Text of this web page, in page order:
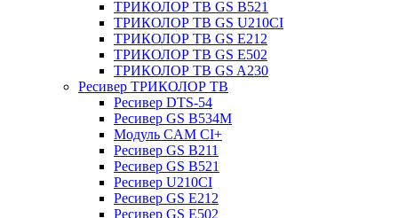
ТРИКОЛОР ТВ GS B521
ТРИКОЛОР ТВ GS U210CI
ТРИКОЛОР ТВ GS E212
ТРИКОЛОР ТВ GS E502
ТРИКОЛОР ТВ GS A230
Ресивер ТРИКОЛОР ТВ
Ресивер DTS-54
Ресивер GS B534M
Модуль CAM CI+
Ресивер GS B211
Ресивер GS B521
Ресивер U210CI
Ресивер GS E212
Ресивер GS E502